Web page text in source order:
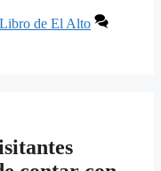
de El Alto